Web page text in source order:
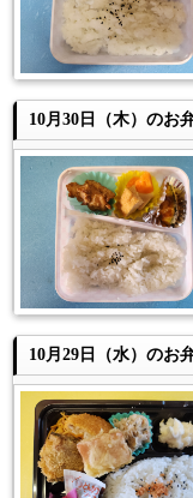
10月30日（木）のお
10月29日（水）のお